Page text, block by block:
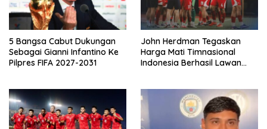
5 Bangsa Cabut Dukungan
Sebagai Gianni Infantino Ke
Pilpres FIFA 2027-2031
John Herdman Tegaskan
Harga Mati Timnasional
Indonesia Berhasil Lawan